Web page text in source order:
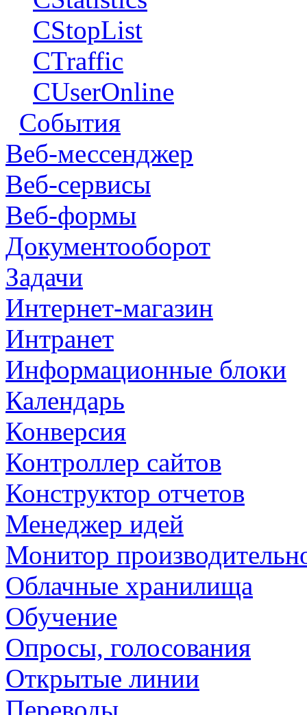
CStopList
CTraffic
CUserOnline
События
Веб-мессенджер
Веб-сервисы
Веб-формы
Документооборот
Задачи
Интернет-магазин
Интранет
Информационные блоки
Календарь
Конверсия
Контроллер сайтов
Конструктор отчетов
Менеджер идей
Монитор
Облачные хранилища
Обучение
Опросы, голосования
Открытые линии